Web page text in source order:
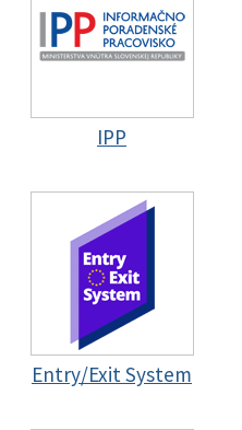
IPP
Entry/Exit System